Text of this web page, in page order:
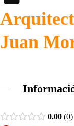
Juan
0.00 0